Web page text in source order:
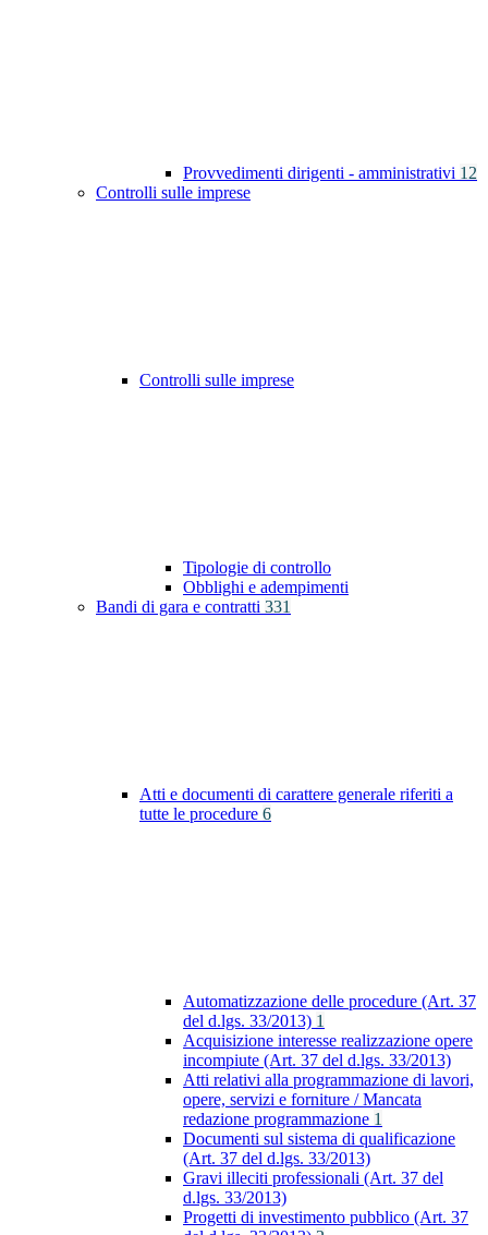
Provvedimenti dirigenti - amministrativi 12
Controlli sulle imprese
Controlli sulle imprese
Tipologie di controllo
Obblighi e adempimenti
Bandi di gara e contratti 331
Atti e documenti di carattere generale riferiti a
tutte le procedure 6
Automatizzazione delle procedure (Art. 37
del d.lgs. 33/2013) 1
Acquisizione interesse realizzazione opere
incompiute (Art. 37 del d.lgs. 33/2013)
Atti relativi alla programmazione di lavori,
opere, servizi e forniture / Mancata
redazione programmazione 1
Documenti sul sistema di qualificazione
(Art. 37 del d.lgs. 33/2013)
Gravi illeciti professionali (Art. 37 del
d.lgs. 33/2013)
Progetti di investimento pubblico (Art. 37